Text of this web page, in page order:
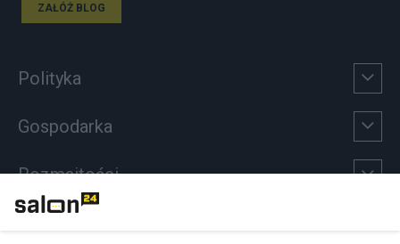
ZAŁÓŻ BLOG
Polityka
Gospodarka
Rozmaitości